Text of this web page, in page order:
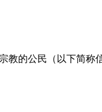
的公民（以下简称